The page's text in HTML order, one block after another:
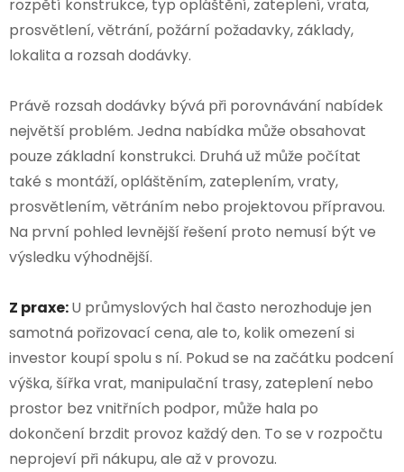
rozpětí konstrukce, typ opláštění, zateplení, vrata,
prosvětlení, větrání, požární požadavky, základy,
lokalita a rozsah dodávky.
Právě rozsah dodávky bývá při porovnávání nabídek
největší problém. Jedna nabídka může obsahovat
pouze základní konstrukci. Druhá už může počítat
také s montáží, opláštěním, zateplením, vraty,
prosvětlením, větráním nebo projektovou přípravou.
Na první pohled levnější řešení proto nemusí být ve
výsledku výhodnější.
Z praxe:U průmyslových hal často nerozhoduje jen
samotná pořizovací cena, ale to, kolik omezení si
investor koupí spolu s ní. Pokud se na začátku podcení
výška, šířka vrat, manipulační trasy, zateplení nebo
prostor bez vnitřních podpor, může hala po
dokončení brzdit provoz každý den. To se v rozpočtu
neprojeví při nákupu, ale až v provozu.